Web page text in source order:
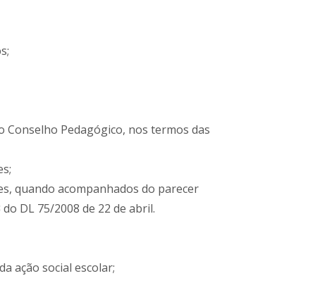
Pedagógico, nos termos das
quando acompanhados do parecer
DL 75/2008 de 22 de abril.
ação social escolar;